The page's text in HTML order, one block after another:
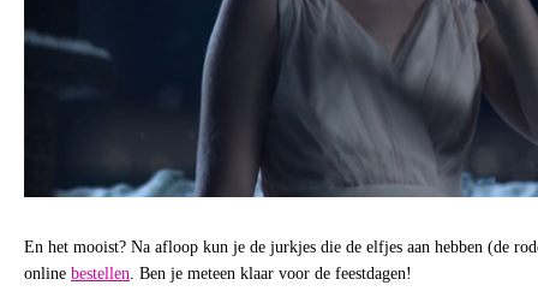
En het mooist? Na afloop kun je de jurkjes die de elfjes aan hebben (de
online bestellen. Ben je meteen klaar voor de feestdagen!